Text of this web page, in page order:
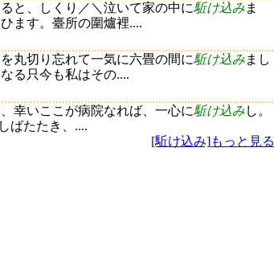
と、しくり／＼泣いて家の中に駈け込みま
ます。臺所の圍爐裡....
丸切り忘れて一気に六畳の間に駈け込みまし
る只今も私はその....
幸いここが病院なれば、一心に駈け込みし。
ばたたき、....
[駈け込み]もっと見る